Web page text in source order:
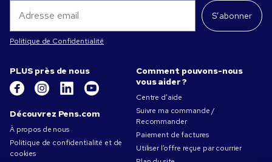
S’abonner
Politique de Confidentialité
PLUS près de nous
Découvrez Pens.com
À propos de nous
Politique de confidentialité et de
cookies
Comment pouvons-nous
vous aider ?
Centre d’aide
Suivre ma commande /
Recommander
Paiement de factures
Utiliser l’offre reçue par courrier